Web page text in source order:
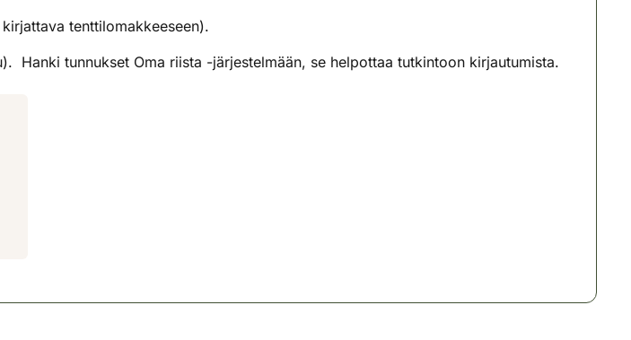
kirjattava tenttilomakkeeseen).
Hanki tunnukset Oma riista -järjestelmään, se helpottaa tutkintoon kirjautumista.